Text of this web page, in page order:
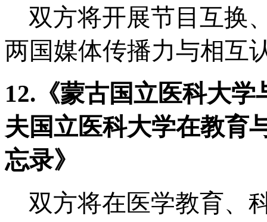
双方将开展节目互换
两国媒体传播力与相互
12.《蒙古国立医科大
夫国立医科大学在教育
忘录》
双方将在医学教育、